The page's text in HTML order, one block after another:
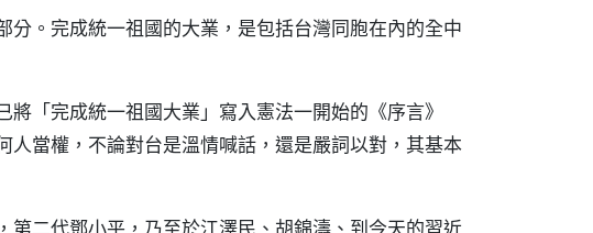
分。完成統一祖國的大業，是包括台灣同胞在內的全中
「完成統一祖國大業」寫入憲法一開始的《序言》
人當權，不論對台是溫情喊話，還是嚴詞以對，其基本